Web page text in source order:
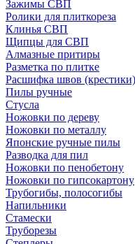
Зажимы СВП
Ролики для плиткореза
Клинья СВП
Щипцы для СВП
Алмазные притиры
Разметка по плитке
Расшифка швов
Пилы ручные
Стусла
Ножовки по дереву
Ножовки по металлу
Японские ручные пилы
Разводка для пил
Ножовки по пенобетону
Ножовки по гипсокартону
Трубогибы, полосогибы
Напильники
Стамески
Труборезы